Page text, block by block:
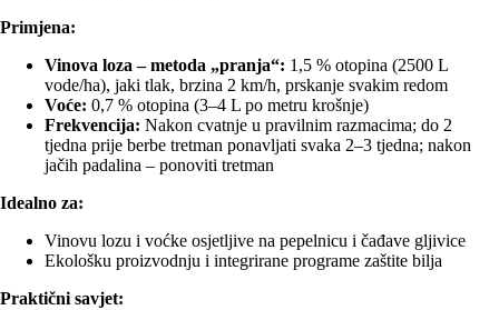
Primjena:
Vinova loza – metoda „pranja“: 1,5 % otopina (2500 L
vode/ha), jaki tlak, brzina 2 km/h, prskanje svakim redom
Voće: 0,7 % otopina (3–4 L po metru krošnje)
Frekvencija: Nakon cvatnje u pravilnim razmacima; do 2
tjedna prije berbe tretman ponavljati svaka 2–3 tjedna; nakon
jačih padalina – ponoviti tretman
Idealno za:
Vinovu lozu i voćke osjetljive na pepelnicu i čađave gljivice
Ekološku proizvodnju i integrirane programe zaštite bilja
Praktični savjet: